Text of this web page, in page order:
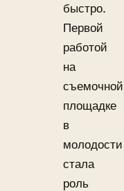
быстро.
Первой
работой
на
съемочной
площадке
в
молодости
стала
роль